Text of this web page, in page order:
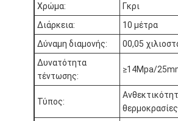
Σπίτι
Προϊόντα
Περίπου εμείς
Χρώμα:
Γκρι
Διάρκεια:
10 μέτρα
Δύναμη διαμονής:
00,05
Δυνατότητα
τέντωσης:
≥14Mpa/
Τύπος:
θερμοκρασίες